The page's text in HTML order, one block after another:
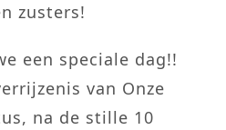
zusters!
een speciale dag!!
van Onze
na de stille 10